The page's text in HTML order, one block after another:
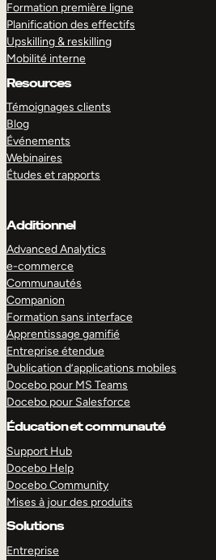
Formation première ligne
Planification des effectifs
Upskilling & reskilling
Mobilité interne
Resources
Témoignages clients
Blog
Événements
Webinaires
Études et rapports
Additionnel
Advanced Analytics
e-commerce
Communautés
Companion
Formation sans interface
Apprentissage gamifié
Entreprise étendue
Publication d’applications mobiles
Docebo pour MS Teams
Docebo pour Salesforce
Éducation et communauté
Support Hub
Docebo Help
Docebo Community
Mises à jour des produits
Solutions
Entreprise